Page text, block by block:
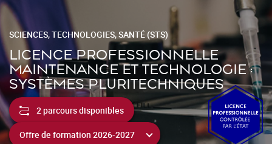
SCIENCES, TECHNOLOGIES, SANTÉ (STS)
LICENCE PROFESSIONNELLE
MAINTENANCE ET TECHNOLOGIE :
SYSTÈMES PLURITECHNIQUES
2 parcours disponibles